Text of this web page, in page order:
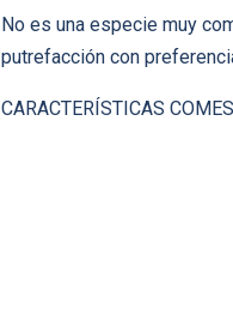
No es una especie muy
putrefacción con
CARACTERÍSTICAS